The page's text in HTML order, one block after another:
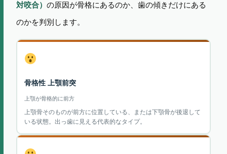
対咬合） の原因が骨格にあるのか、歯の傾きだけにある
のかを判別します。
骨格性 上顎前突
上顎が骨格的に前方
上顎骨そのものが前方に位置している、または下顎骨が後退して
いる状態。出っ歯に見える代表的なタイプ。